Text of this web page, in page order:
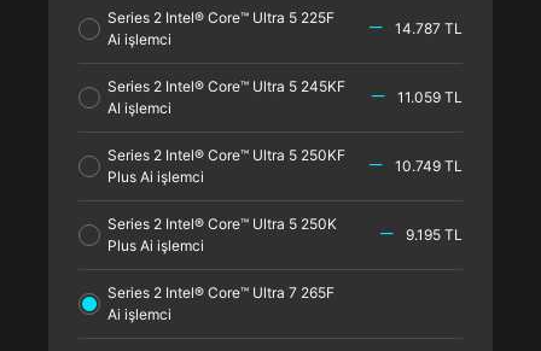
Series 2 Intel® Core™ Ultra 5 225F
Ai işlemci
14.787 TL
Series 2 Intel® Core™ Ultra 5 245KF
AI işlemci
11.059 TL
Series 2 Intel® Core™ Ultra 5 250KF
Plus Ai işlemci
10.749 TL
Series 2 Intel® Core™ Ultra 5 250K
Plus Ai işlemci
9.195 TL
Series 2 Intel® Core™ Ultra 7 265F
Ai işlemci